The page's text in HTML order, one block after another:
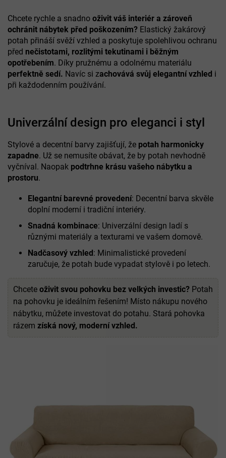
Chcete rychle a snadno oživit váš interiér a zároveň
ochránit nábytek před poškozením? Elastický žakárový
potah přináší svěží vzhled a poskytuje spolehlivou ochranu
před nečistotami, rozlitými tekutinami i běžným
opotřebením. Díky pružnému a odolnému materiálu
perfektně sedí. Navíc si zachovává svůj elegantní vzhled i
při každodenním používání.
Univerzální design pro eleganci i styl
Stylové a decentní barvy zajišťují, že potah harmonicky
zapadne. Už se nemusíte obávat, že by potah nevhodně
vyčníval. Naopak podtrhne krásu vašeho nábytku a
prostoru.
Elegantní barevné provedení: Decentní barva skvěle
doplní moderní i tradiční interiéry.
Snadná kombinace: Univerzální design ladí s
různými materiály a texturami ve vašem domově.
Nadčasový vzhled: Minimalistické provedení
zaručuje, že potah bude vypadat stylově i po letech.
Chcete oživit svou pohovku bez velkých investic? Potah
na pohovku je ideálním řešením! Místo nákupu nového
nábytku, můžete investovat do potahu. Stará pohovka
rázem získá nový, moderní vzhled.